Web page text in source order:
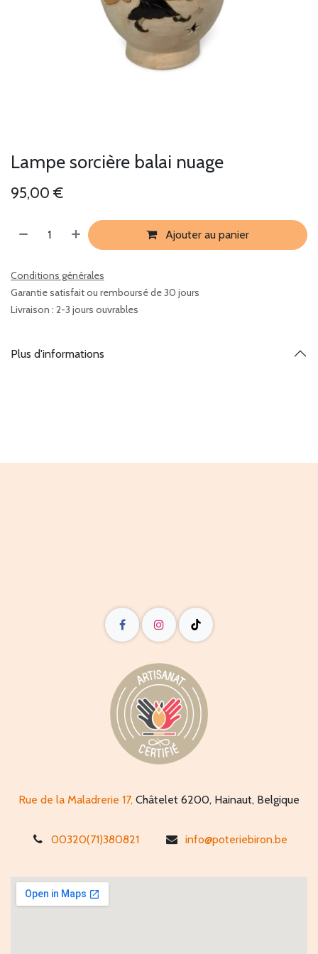
Lampe sorcière balai nuage
95,00 €
Ajouter au panier
Conditions générales
Garantie satisfait ou remboursé de 30 jours
Livraison : 2-3 jours ouvrables
Plus d'informations
Rue de la Maladrerie 17, Châtelet 6200, Hainaut, Belgique
00320(71)380821 info@poteriebiron.be